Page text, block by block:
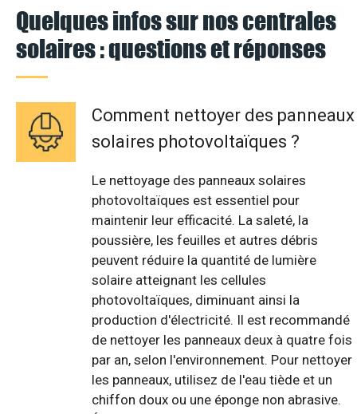
Quelques infos sur nos centrales
solaires : questions et réponses
Comment nettoyer des panneaux
solaires photovoltaïques ?
Le nettoyage des panneaux solaires
photovoltaïques est essentiel pour
maintenir leur efficacité. La saleté, la
poussière, les feuilles et autres débris
peuvent réduire la quantité de lumière
solaire atteignant les cellules
photovoltaïques, diminuant ainsi la
production d'électricité. Il est recommandé
de nettoyer les panneaux deux à quatre fois
par an, selon l'environnement. Pour nettoyer
les panneaux, utilisez de l'eau tiède et un
chiffon doux ou une éponge non abrasive.